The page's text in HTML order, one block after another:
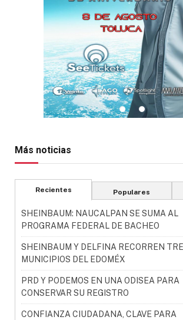
Más noticias
Recientes Populares
SHEINBAUM: NAUCALPAN SE SUMA AL
PROGRAMA FEDERAL DE BACHEO
SHEINBAUM Y DELFINA RECORREN
MUNICIPIOS DEL EDOMÉX
PRD Y PODEMOS EN UNA ODISEA PARA
CONSERVAR SU REGISTRO
CONFIANZA CIUDADANA, CLAVE PARA